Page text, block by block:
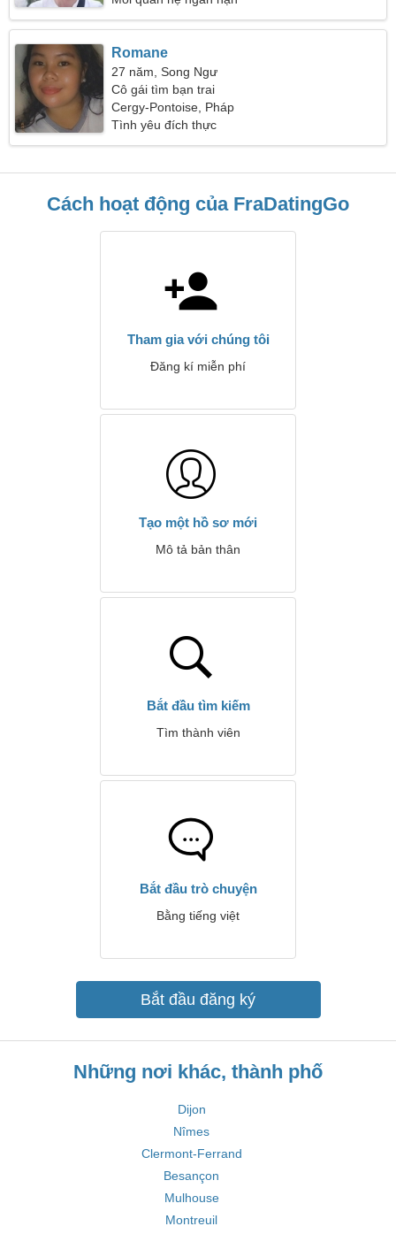
Romane
27 năm, Song Ngư
Cô gái tìm bạn trai
Cergy-Pontoise, Pháp
Tình yêu đích thực
Cách hoạt động của FraDatingGo
Tham gia với chúng tôi
Đăng kí miễn phí
Tạo một hồ sơ mới
Mô tả bản thân
Bắt đầu tìm kiếm
Tìm thành viên
Bắt đầu trò chuyện
Bằng tiếng việt
Bắt đầu đăng ký
Những nơi khác, thành phố
Dijon
Nîmes
Clermont-Ferrand
Besançon
Mulhouse
Montreuil